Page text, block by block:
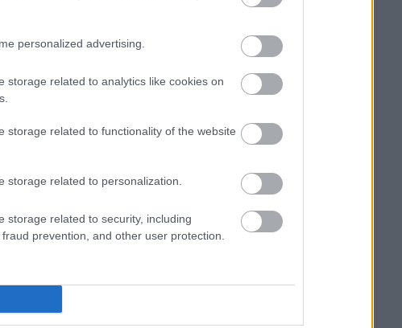
personalized advertising.
storage related to analytics like cookies on
storage related to functionality of the website
storage related to personalization.
storage related to security, including
prevention, and other user protection.